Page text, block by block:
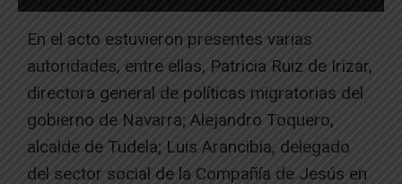
En el acto estuvieron presentes varias
autoridades, entre ellas, Patricia Ruiz de Irizar,
directora general de políticas migratorias del
gobierno de Navarra; Alejandro Toquero,
alcalde de Tudela; Luis Arancibia, delegado
del sector social de la Compañía de Jesús en